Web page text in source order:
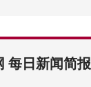
每日新闻简报